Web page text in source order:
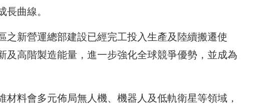
曲線。
之新營運總部建設已經完工投入生產及陸續搬遷使
及高階製造能量，進一步強化全球競爭優勢，並成為
料會多元佈局無人機、機器人及低軌衛星等領域，